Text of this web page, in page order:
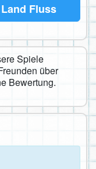
Fluss
Spiele
über
Bewertung.